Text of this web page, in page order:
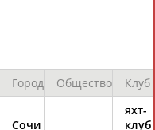
Город Общество Клуб
Сочи
яхт-
клуб